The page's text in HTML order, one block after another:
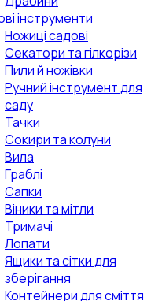
інструменти
Ножиці садові
Секатори та гілкорізи
Пили й ножівки
Ручний інструмент для
саду
Тачки
Сокири та колуни
Вила
Граблі
Сапки
Віники та мітли
Тримачі
Лопати
Ящики та сітки для
зберігання
Контейнери для сміття